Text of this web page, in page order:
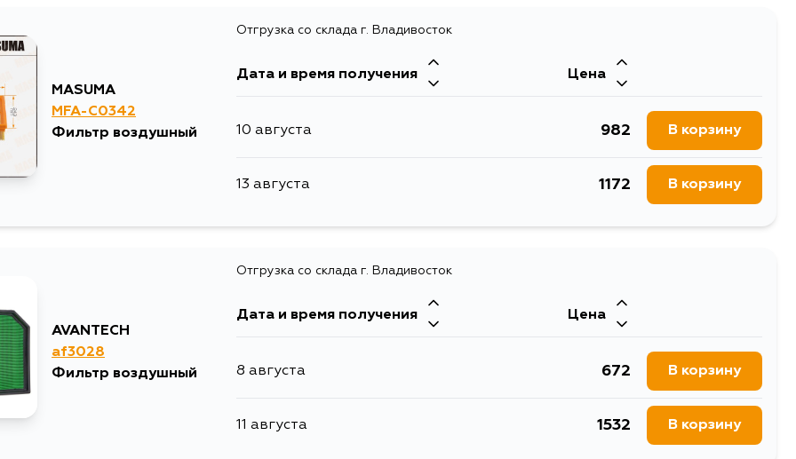
11 августа
MASUMA
MFA-C0342
Фильтр воздушный
Отгрузка со склада г. Владивосток
Дата и время получения Цена
10 августа 982 В корзину
13 августа 1172 В корзину
AVANTECH
af3028
Фильтр воздушный
Отгрузка со склада г. Владивосток
Дата и время получения Цена
8 августа 672 В корзину
11 августа 1532 В корзину